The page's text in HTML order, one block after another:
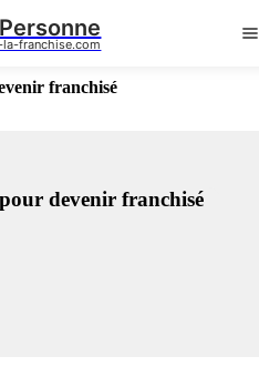
franchise.com
franchisé
devenir franchisé